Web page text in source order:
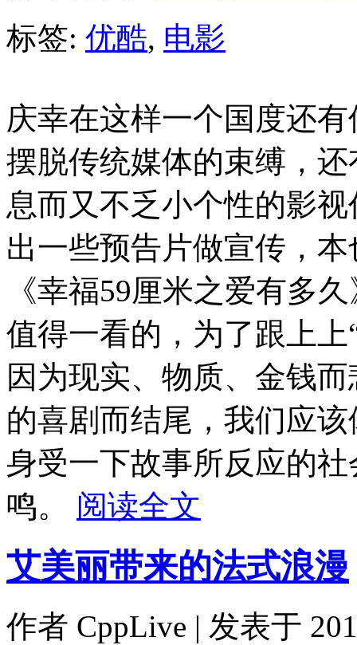
标签: 优酷, 电影
庆幸在这样一个国度还
摆脱传统媒体的束缚，
息而又不乏小个性的影
出一些预告片做宣传，
《幸福59厘米之爱有多
值得一看的，为了跟上上
因为现实、物质、金钱
的喜剧而结尾，我们应
身受一下故事所反应的
鸣。 阅读全文
艾美丽带来的法式浪漫
作者 CppLive | 发表于